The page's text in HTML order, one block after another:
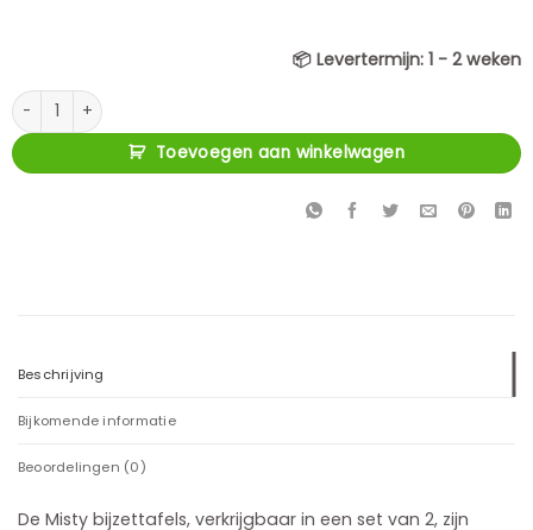
📦 Levertermijn: 1 - 2 weken
Bijzettafel Misty bronze aantal
Toevoegen aan winkelwagen
Beschrijving
Bijkomende informatie
Beoordelingen (0)
De Misty bijzettafels, verkrijgbaar in een set van 2, zijn